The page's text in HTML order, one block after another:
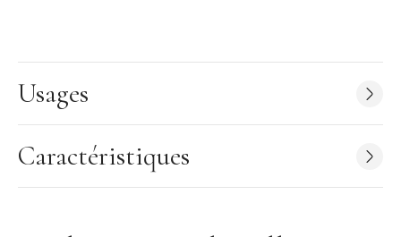
lave-vaisselle. Lewok inox 28cma aussi l'avantage d'être
poser pour savoir si l'ustensile est utilisable dans votre cuisine !
Très résistante, lapoêle wok KitchenAida été conçue avec la
technologie Evershine, qui évite toute décoloration de l'inox.
Ajoutez la technologie anti-écaillage de la couche anti-adhésive,
cela fait duwok inox 28cmun ustensile de qualité
Usages
Caractéristiques